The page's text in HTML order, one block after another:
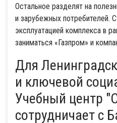
Остальное разделят на
и зарубежных потребителей.
эксплуатацией комплекса в
заниматься «Газпром» и
Для
и ключевой
Учебный центр
сотрудничает с